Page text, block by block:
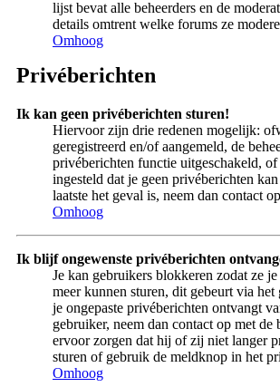
lijst bevat alle beheerders en de
details omtrent welke forums ze
Omhoog
Privéberichten
Ik kan geen privéberichten sturen!
Hiervoor zijn drie redenen mogelijk:
geregistreerd en/of aangemeld, de
privéberichten functie uitgeschakeld, of
ingesteld dat je geen privéberichten
laatste het geval is, neem dan contact
Omhoog
Ik blijf ongewenste privéberichten
Je kan gebruikers blokkeren zodat ze
meer kunnen sturen, dit gebeurt via
je ongepaste privéberichten ontvangt
gebruiker, neem dan contact op met de
ervoor zorgen dat hij of zij niet langer
sturen of gebruik de meldknop in het
Omhoog